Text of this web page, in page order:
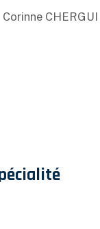
Corinne CHERGUI